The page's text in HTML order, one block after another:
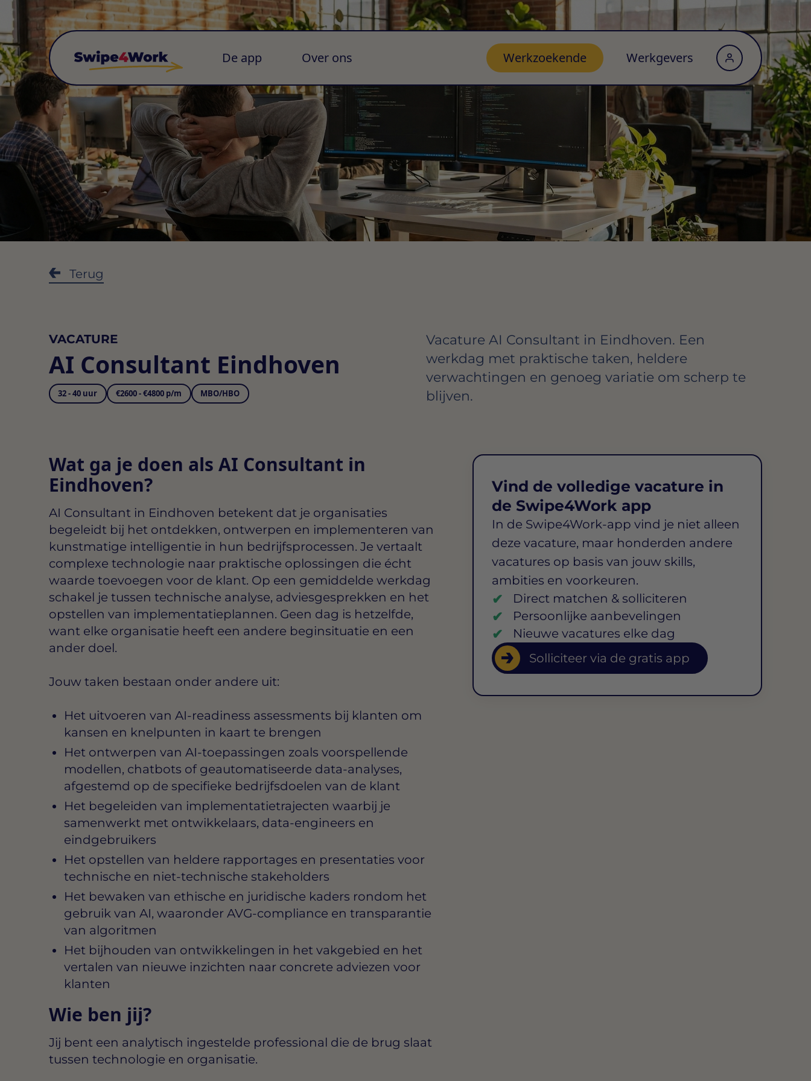
De app Over ons Werkzoekende Werkgevers
Terug
VACATURE
AI Consultant Eindhoven
32 - 40 uur €2600 - €4800 p/m MBO/HBO
Vacature AI Consultant in Eindhoven. Een
werkdag met praktische taken, heldere
verwachtingen en genoeg variatie om scherp te
blijven.
Wat ga je doen als AI Consultant in
Eindhoven?
AI Consultant in Eindhoven betekent dat je organisaties
begeleidt bij het ontdekken, ontwerpen en implementeren van
kunstmatige intelligentie in hun bedrijfsprocessen. Je vertaalt
complexe technologie naar praktische oplossingen die écht
waarde toevoegen voor de klant. Op een gemiddelde werkdag
schakel je tussen technische analyse, adviesgesprekken en het
opstellen van implementatieplannen. Geen dag is hetzelfde,
want elke organisatie heeft een andere beginsituatie en een
ander doel.
Jouw taken bestaan onder andere uit:
Het uitvoeren van AI-readiness assessments bij klanten om
kansen en knelpunten in kaart te brengen
Het ontwerpen van AI-toepassingen zoals voorspellende
modellen, chatbots of geautomatiseerde data-analyses,
afgestemd op de specifieke bedrijfsdoelen van de klant
Het begeleiden van implementatietrajecten waarbij je
samenwerkt met ontwikkelaars, data-engineers en
eindgebruikers
Het opstellen van heldere rapportages en presentaties voor
technische en niet-technische stakeholders
Het bewaken van ethische en juridische kaders rondom het
gebruik van AI, waaronder AVG-compliance en transparantie
van algoritmen
Het bijhouden van ontwikkelingen in het vakgebied en het
vertalen van nieuwe inzichten naar concrete adviezen voor
klanten
Wie ben jij?
Jij bent een analytisch ingestelde professional die de brug slaat
tussen technologie en organisatie.
Vind de volledige vacature in
de Swipe4Work app
In de Swipe4Work-app vind je niet alleen
deze vacature, maar honderden andere
vacatures op basis van jouw skills,
ambities en voorkeuren.
Direct matchen & solliciteren
Persoonlijke aanbevelingen
Nieuwe vacatures elke dag
Solliciteer via de gratis app